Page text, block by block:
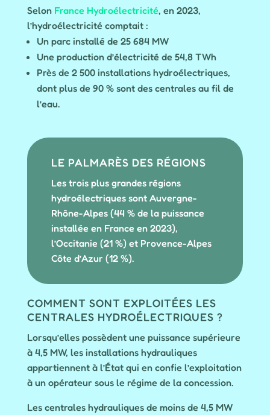
Selon France Hydroélectricité, en 2023,
l’hydroélectricité comptait :
Un parc installé de 25 684 MW
Une production d’électricité de 54,8 TWh
Près de 2 500 installations hydroélectriques,
dont plus de 90 % sont des centrales au fil de
l’eau.
LE PALMARÈS DES RÉGIONS
Les trois plus grandes régions
hydroélectriques sont Auvergne-
Rhône-Alpes (44 % de la puissance
installée en France en 2023),
l’Occitanie (21 %) et Provence-Alpes
Côte d’Azur (12 %).
COMMENT SONT EXPLOITÉES LES
CENTRALES HYDROÉLECTRIQUES ?
Lorsqu’elles possèdent une puissance supérieure
à 4,5 MW, les installations hydrauliques
appartiennent à l’État qui en confie l’exploitation
à un opérateur sous le régime de la concession.
Les centrales hydrauliques de moins de 4,5 MW